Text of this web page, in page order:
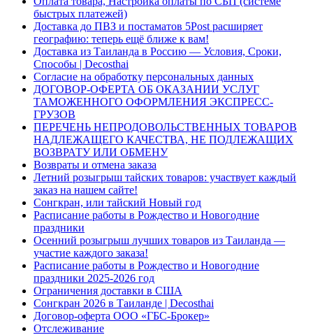
быстрых платежей)
Доставка до ПВЗ и постаматов 5Post расширяет
географию: теперь ещё ближе к вам!
Доставка из Таиланда в Россию — Условия, Сроки,
Способы | Decosthai
Согласие на обработку персональных данных
ДОГОВОР-ОФЕРТА ОБ ОКАЗАНИИ УСЛУГ
ТАМОЖЕННОГО ОФОРМЛЕНИЯ ЭКСПРЕСС-
ГРУЗОВ
ПЕРЕЧЕНЬ НЕПРОДОВОЛЬСТВЕННЫХ ТОВАРОВ
НАДЛЕЖАЩЕГО КАЧЕСТВА, НЕ ПОДЛЕЖАЩИХ
ВОЗВРАТУ ИЛИ ОБМЕНУ
Возвраты и отмена заказа
Летний розыгрыш тайских товаров: участвует каждый
заказ на нашем сайте!
Сонгкран, или тайский Новый год
Расписание работы в Рождество и Новогодние
праздники
Осенний розыгрыш лучших товаров из Таиланда —
участие каждого заказа!
Расписание работы в Рождество и Новогодние
праздники 2025-2026 год
Ограничения доставки в США
Сонгкран 2026 в Таиланде | Decosthai
Договор-оферта ООО «ГБС-Брокер»
Отслеживание